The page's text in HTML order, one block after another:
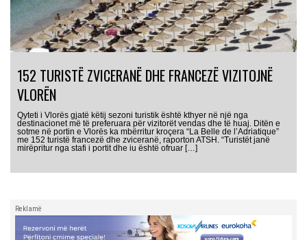
152 TURISTË ZVICERANË DHE FRANCEZË VIZITOJNË
VLORËN
Qyteti i Vlorës gjatë këtij sezoni turistik është kthyer në një nga
destinacionet më të preferuara për vizitorët vendas dhe të huaj. Ditën e
sotme në portin e Vlorës ka mbërritur kroçera “La Belle de l’Adriatique”
me 152 turistë francezë dhe zviceranë, raporton ATSH. “Turistët janë
mirëpritur nga stafi i portit dhe iu është ofruar […]
Reklamë